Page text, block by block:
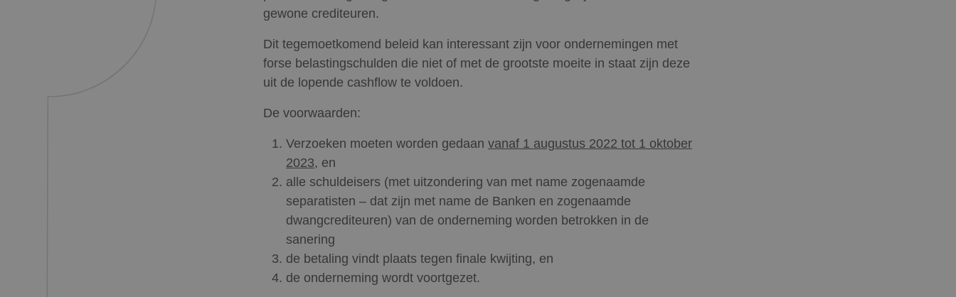
gewone crediteuren.
Dit tegemoetkomend beleid kan interessant zijn voor ondernemingen met
forse belastingschulden die niet of met de grootste moeite in staat zijn deze
uit de lopende cashflow te voldoen.
De voorwaarden:
Verzoeken moeten worden gedaan vanaf 1 augustus 2022 tot 1 oktober
2023, en
alle schuldeisers (met uitzondering van met name zogenaamde
separatisten – dat zijn met name de Banken en zogenaamde
dwangcrediteuren) van de onderneming worden betrokken in de
sanering
de betaling vindt plaats tegen finale kwijting, en
de onderneming wordt voortgezet.